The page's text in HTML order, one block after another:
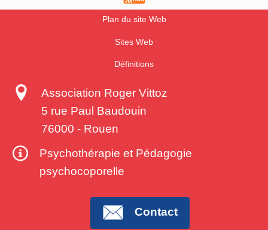
Plan du site Web
Sites Web
Définitions
Association Roger Vittoz
5 rue Paul Baudouin
76000 - Rouen
Psychothérapie et Pédagogie
psychocoporelle
Contact